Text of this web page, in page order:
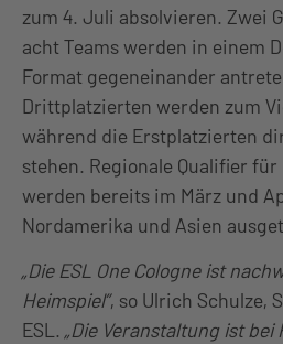
zum 4. Juli absolvieren. Zwei
acht Teams werden in einem
Format gegeneinander
Drittplatzierten werden zum
während die Erstplatzierten
stehen. Regionale Qualifier für
werden bereits im März und
Nordamerika und Asien
„Die ESL One Cologne ist
Heimspiel”, so Ulrich Schulze,
ESL. „Die Veranstaltung ist bei